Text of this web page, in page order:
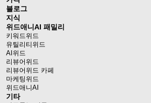
블로그
지식
위드애니AI 패밀리
키워드위드
유틸리티위드
AI위드
리뷰어위드
리뷰어위드 카페
마케팅위드
위드애니AI
기타